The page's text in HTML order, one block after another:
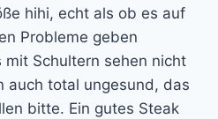
hihi, echt als ob es auf
Probleme geben
Schultern sehen nicht
auch total ungesund, das
bitte. Ein gutes Steak